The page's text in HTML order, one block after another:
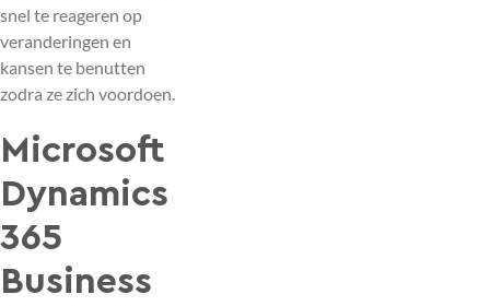
snel te reageren op
veranderingen en
kansen te benutten
zodra ze zich voordoen.
Microsoft
Dynamics
365
Business